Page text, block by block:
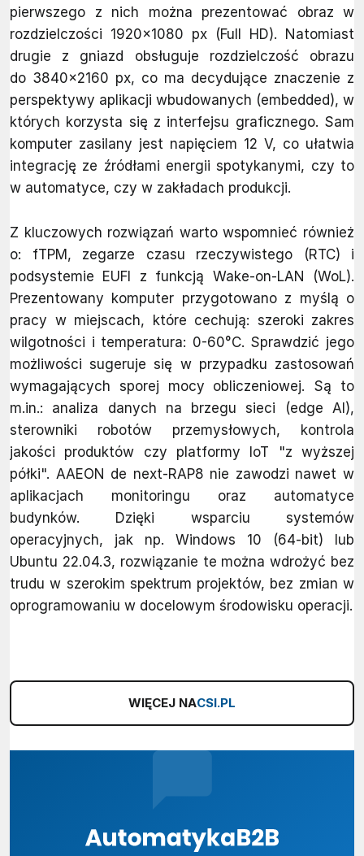
pierwszego z nich można prezentować obraz w
rozdzielczości 1920×1080 px (Full HD). Natomiast
drugie z gniazd obsługuje rozdzielczość obrazu
do 3840×2160 px, co ma decydujące znaczenie z
perspektywy aplikacji wbudowanych (embedded), w
których korzysta się z interfejsu graficznego. Sam
komputer zasilany jest napięciem 12 V, co ułatwia
integrację ze źródłami energii spotykanymi, czy to
w automatyce, czy w zakładach produkcji.
Z kluczowych rozwiązań warto wspomnieć również
o: fTPM, zegarze czasu rzeczywistego (RTC) i
podsystemie EUFI z funkcją Wake-on-LAN (WoL).
Prezentowany komputer przygotowano z myślą o
pracy w miejscach, które cechują: szeroki zakres
wilgotności i temperatura: 0-60°C. Sprawdzić jego
możliwości sugeruje się w przypadku zastosowań
wymagających sporej mocy obliczeniowej. Są to
m.in.: analiza danych na brzegu sieci (edge AI),
sterowniki robotów przemysłowych, kontrola
jakości produktów czy platformy IoT "z wyższej
półki". AAEON de next-RAP8 nie zawodzi nawet w
aplikacjach monitoringu oraz automatyce
budynków. Dzięki wsparciu systemów
operacyjnych, jak np. Windows 10 (64-bit) lub
Ubuntu 22.04.3, rozwiązanie te można wdrożyć bez
trudu w szerokim spektrum projektów, bez zmian w
oprogramowaniu w docelowym środowisku operacji.
WIĘCEJ NACSI.PL